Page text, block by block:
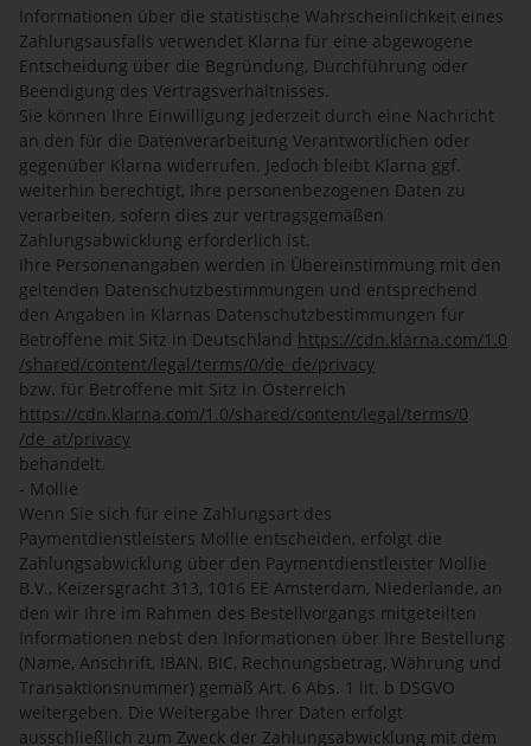
Informationen über die statistische Wahrscheinlichkeit eines
Zahlungsausfalls verwendet Klarna für eine abgewogene
Entscheidung über die Begründung, Durchführung oder
Beendigung des Vertragsverhältnisses.
Sie können Ihre Einwilligung jederzeit durch eine Nachricht
an den für die Datenverarbeitung Verantwortlichen oder
gegenüber Klarna widerrufen. Jedoch bleibt Klarna ggf.
weiterhin berechtigt, Ihre personenbezogenen Daten zu
verarbeiten, sofern dies zur vertragsgemäßen
Zahlungsabwicklung erforderlich ist.
Ihre Personenangaben werden in Übereinstimmung mit den
geltenden Datenschutzbestimmungen und entsprechend
den Angaben in Klarnas Datenschutzbestimmungen für
Betroffene mit Sitz in Deutschland https://cdn.klarna.com/1.0
/shared/content/legal/terms/0/de_de/privacy
bzw. für Betroffene mit Sitz in Österreich
https://cdn.klarna.com/1.0/shared/content/legal/terms/0
/de_at/privacy
behandelt.
- Mollie
Wenn Sie sich für eine Zahlungsart des
Paymentdienstleisters Mollie entscheiden, erfolgt die
Zahlungsabwicklung über den Paymentdienstleister Mollie
B.V., Keizersgracht 313, 1016 EE Amsterdam, Niederlande, an
den wir Ihre im Rahmen des Bestellvorgangs mitgeteilten
Informationen nebst den Informationen über Ihre Bestellung
(Name, Anschrift, IBAN, BIC, Rechnungsbetrag, Währung und
Transaktionsnummer) gemäß Art. 6 Abs. 1 lit. b DSGVO
weitergeben. Die Weitergabe Ihrer Daten erfolgt
ausschließlich zum Zweck der Zahlungsabwicklung mit dem